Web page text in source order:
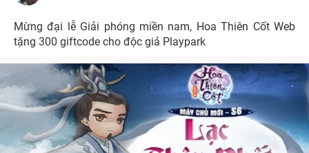
Mừng đại lễ Giải phóng miền nam, Hoa Thiên Cốt Web
tặng 300 giftcode cho độc giả Playpark